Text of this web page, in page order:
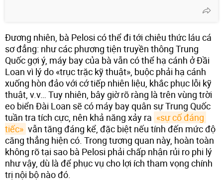
Đương nhiên, bà Pelosi có thể đi tới chiêu thức láu cá
sơ đẳng: như các phương tiện truyền thông Trung
Quốc gợi ý, máy bay của bà vẫn có thể hạ cánh ở Đầi
Loan vì lý do «trục trặc kỹ thuật», buộc phải hạ cánh
xuống hòn đảo với cớ tiếp nhiên liệu, khắc phục lỗi kỹ
thuật, v.v… Tuy nhiên, bây giờ rõ ràng là trên vùng trời
eo biển Đài Loan sẽ có máy bay quân sự Trung Quốc
tuần tra tích cực, nên khả năng xảy ra «sự cố đáng
tiếc» vẫn tăng đáng kể, đặc biệt nếu tính đến mức độ
căng thẳng hiện có. Trong tương quan này, hoàn toàn
không rõ tại sao bà Pelosi phải chấp nhận rủi ro phi lý
như vậy, dù là để phục vụ cho lợi ích tham vọng chính
trị nội bộ nào đó.